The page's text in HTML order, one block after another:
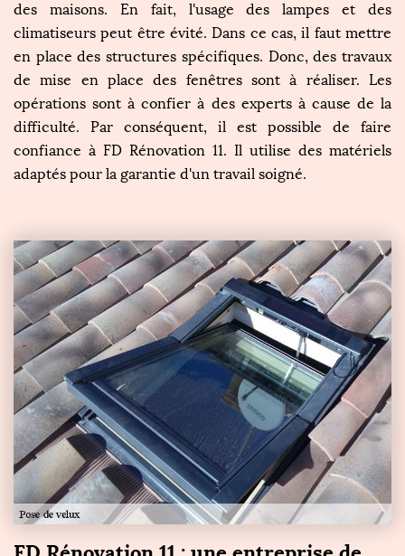
des maisons. En fait, l'usage des lampes et des
climatiseurs peut être évité. Dans ce cas, il faut mettre
en place des structures spécifiques. Donc, des travaux
de mise en place des fenêtres sont à réaliser. Les
opérations sont à confier à des experts à cause de la
difficulté. Par conséquent, il est possible de faire
confiance à FD Rénovation 11. Il utilise des matériels
adaptés pour la garantie d'un travail soigné.